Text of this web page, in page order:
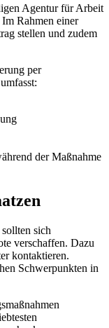
Agentur für Arbeit
Rahmen einer
stellen und zudem
per
der Maßnahme
sich
verschaffen. Dazu
kontaktieren.
Schwerpunkten in